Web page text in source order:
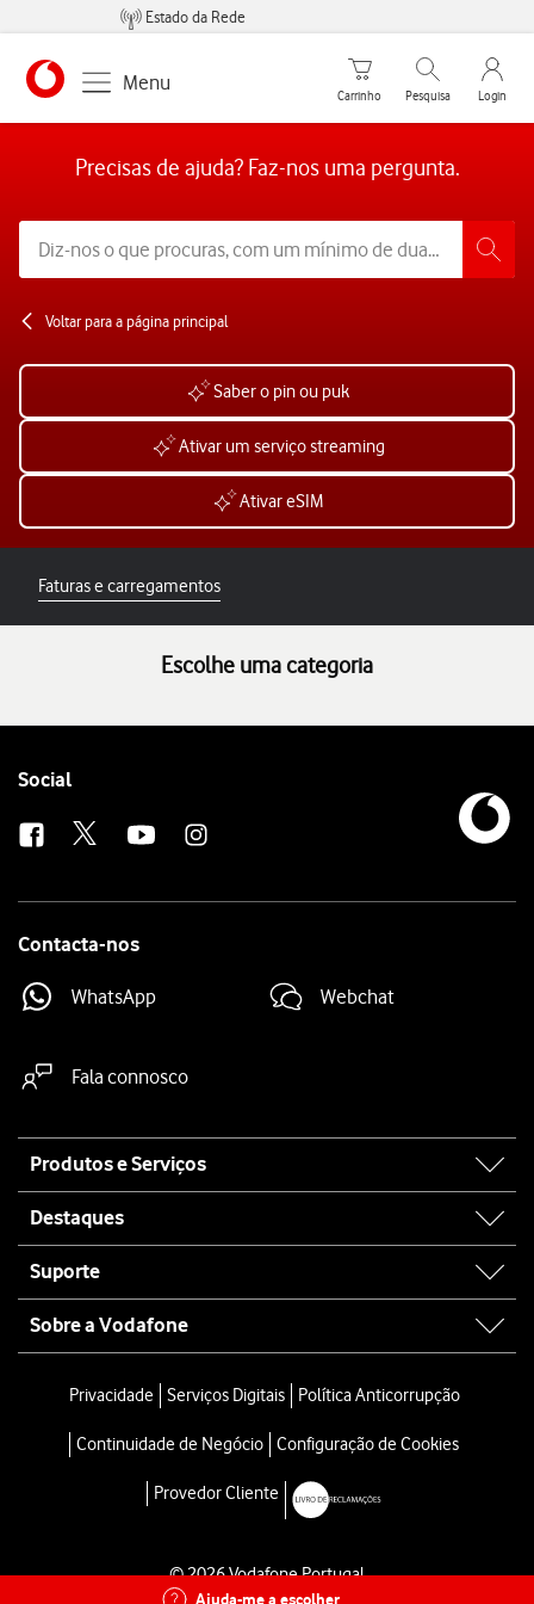
Estado da Rede
https://www.vodafone.pt
Menu
Carrinho de compras
Carrinho
Pesquisar
Pesquisa
My
Login
Precisas de ajuda? Faz-nos uma pergunta.
Voltar para a página principal
Saber o pin ou puk
Ativar um serviço streaming
Ativar eSIM
Faturas e carregamentos
Escolhe uma categoria
Ajuda-me a escolher
Follow
Social
Contacta-nos
WhatsApp Webchat
Fala connosco
map
Produtos e Serviços
Destaques
Suporte
Sobre a Vodafone
Privacidade Serviços Digitais Política Anticorrupção
Continuidade de Negócio Configuração de Cookies
Provedor Cliente
© 2026 Vodafone Portugal